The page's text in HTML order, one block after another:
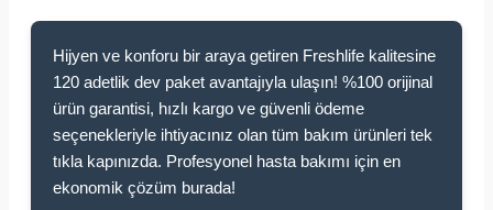
Hijyen ve konforu bir araya getiren Freshlife kalitesine
120 adetlik dev paket avantajıyla ulaşın! %100 orijinal
ürün garantisi, hızlı kargo ve güvenli ödeme
seçenekleriyle ihtiyacınız olan tüm bakım ürünleri tek
tıkla kapınızda. Profesyonel hasta bakımı için en
ekonomik çözüm burada!